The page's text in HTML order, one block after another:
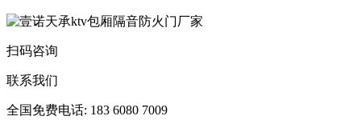
扫码咨询
联系我们
全国免费电话: 183 6080 7009